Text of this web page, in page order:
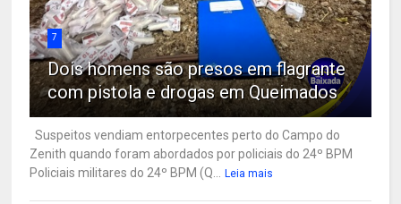
7
Dois homens são presos em flagrante
com pistola e drogas em Queimados
Suspeitos vendiam entorpecentes perto do Campo do
Zenith quando foram abordados por policiais do 24º BPM
Policiais militares do 24º BPM (Q...
Leia mais